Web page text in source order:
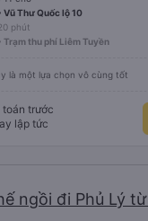
Vũ Thư Quốc lộ 10
phút
Trạm thu phí Liêm Tuyền
là một lựa chọn vô cùng tốt
toán trước
lập tức
ngồi đi Phủ Lý